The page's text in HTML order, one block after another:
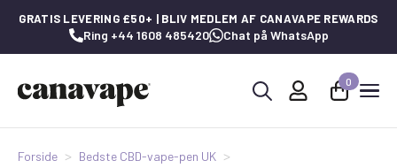
GRATIS LEVERING £50+ | BLIV MEDLEM AF CANAVAPE REWARDS
Ring +44 1608 485420 Chat på WhatsApp
0
Forside
Bedste CBD-vape-pen UK